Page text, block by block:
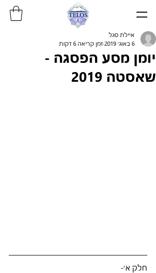
יומן מסע הפסגה -
שאסטה 2019
איילת סגל
6 באוג׳ 2019
זמן קריאה 6 דקות
חלק א׳-